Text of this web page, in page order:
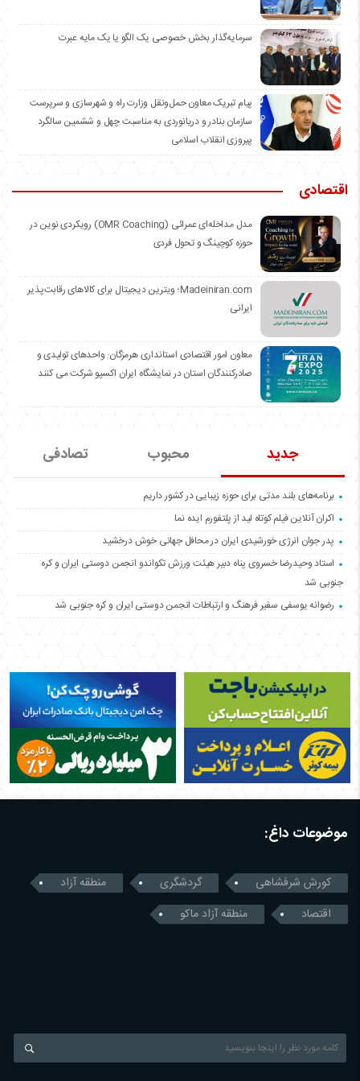
سرمایه‌گذار بخش خصوصی یک الگو یا یک مایه عبرت
️پیام تبریک معاون حمل‌ونقل وزارت راه و شهرسازی و سرپرست
سازمان بنادر و دریانوردی به مناسبت چهل و ششمین سالگرد
پیروزی انقلاب اسلامی
اقتصادی
مدل مداخله‌ای عمرائی (OMR Coaching) رویکردی نوین در
حوزه کوچینگ و تحول فردی
Madeiniran.com؛ ویترین دیجیتال برای کالاهای رقابت‌پذیر
ایرانی
معاون امور اقتصادی استانداری هرمزگان: واحدهای تولیدی و
صادرکنندگان استان در نمایشگاه ایران اکسپو شرکت می کنند
جدید محبوب تصادفی
برنامه‌های بلند مدتی برای حوزه زیبایی در کشور داریم
اکران آنلاین فیلم کوتاه لید از پلتفورم ایده نما
پدر جوان انرژی خورشیدی ایران در محافل جهانی خوش درخشید
استاد وحیدرضا خسروی پناه دبیر هیئت ورزش تکواندو انجمن دوستی ایران و کره
جنوبی شد
رضوانه یوسفی سفیر فرهنگ و ارتباطات انجمن دوستی ایران و کره جنوبی شد
موضوعات داغ:
کورش شرفشاهی گردشگری
منطقه آزاد
اقتصاد
منطقه آزاد ماکو